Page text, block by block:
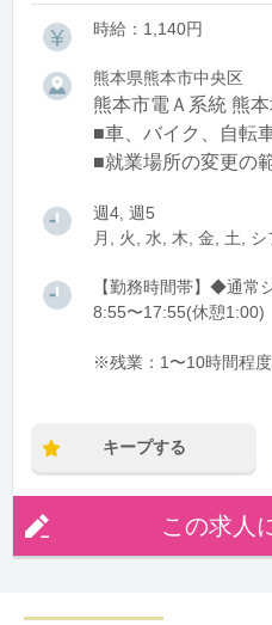
時給：1,140円
熊本県熊本市中央区
熊本市電Ａ系統 熊
■車、バイク、自転
■就業場所の変更の
週4, 週5
月, 火, 水, 木, 金, 土, シ
【勤務時間帯】◆通常
8:55〜17:55(休憩1:00)
※残業：1〜10時間程度
キープする
この求人